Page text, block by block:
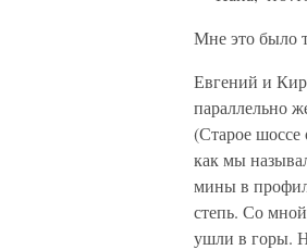
Мне это было
Евгений и
параллельно
(Старое шоссе
как мы
мины в
степь. Со
ушли в горы.